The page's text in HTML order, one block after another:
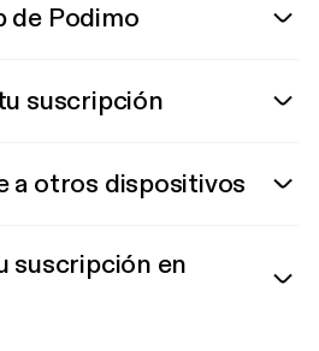
de Podimo
suscripción
a otros dispositivos
suscripción en